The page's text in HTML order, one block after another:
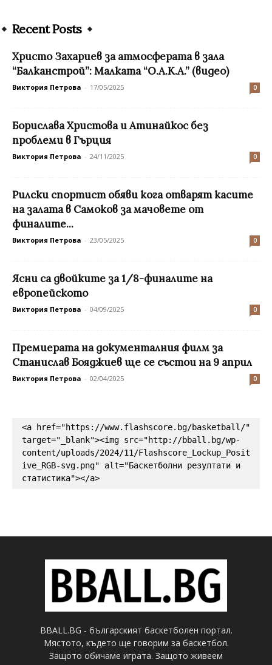
Recent Posts
Христо Захариев за атмосферата в зала
“Балканстрой”: Малката “О.А.К.А.” (видео)
Виктория Петрова - 17/05/2025 0
Борислава Христова и Атинайкос без
проблеми в Гърция
Виктория Петрова - 24/11/2025 0
Рилски спортист обяви кога отварят касите
на залата в Самоков за мачовете от
финалите...
Виктория Петрова - 23/05/2025 0
Ясни са двойките за 1/8-финалите на
европейското
Виктория Петрова - 04/09/2025 0
Премиерата на документалния филм за
Станислав Бояджиев ще се състои на 9 април
Виктория Петрова - 02/04/2025 0
<a href="https://www.flashscore.bg/basketball/"
target="_blank"><img src="http://bball.bg/wp-
content/uploads/2024/11/Flashscore_Lockup_Posit
ive_RGB-svg.png" alt="Баскетболни резултати и
статистика"></a>
BBALL.BG - българският баскетболен портал.
Мястото, където ще говорим за баскетбол.
Защото обичаме играта. Защото живеем